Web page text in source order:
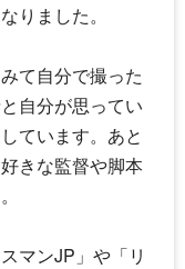
りました。
て自分で撮った
自分が思ってい
ています。あと
きな監督や脚本
マンJP」や「リ